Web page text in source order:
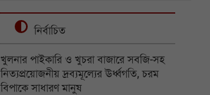
নির্বাচিত
খুলনার পাইকারি ও খুচরা বাজারে সবজি-সহ
নিত্যপ্রয়োজনীয় দ্রব্যমূল্যের ঊর্ধ্বগতি, চরম
বিপাকে সাধারণ মানুষ